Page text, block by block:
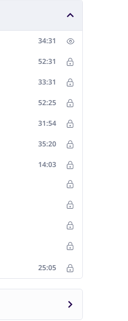
34:31
52:31
33:31
52:25
31:54
35:20
14:03
25:05